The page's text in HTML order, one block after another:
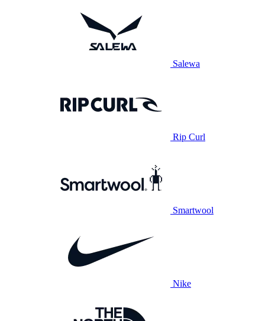
Salewa
Rip Curl
Smartwool
Nike